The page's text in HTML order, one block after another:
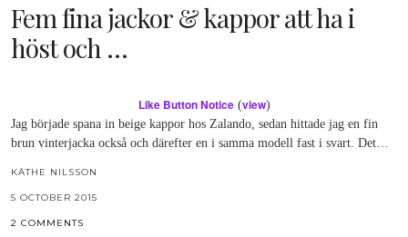
Fem fina jackor & kappor att ha i
höst och …
Like Button Notice(view)
Jag började spana in beige kappor hos Zalando, sedan hittade jag en fin
brun vinterjacka också och därefter en i samma modell fast i svart. Det…
KÄTHE NILSSON
5 OCTOBER 2015
2 COMMENTS